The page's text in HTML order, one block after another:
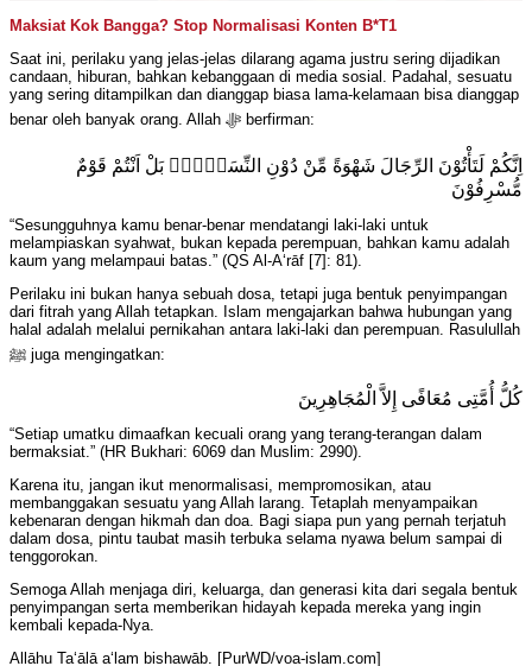
Maksiat Kok Bangga? Stop Normalisasi Konten B*T1
Saat ini, perilaku yang jelas-jelas dilarang agama justru sering dijadikan
candaan, hiburan, bahkan kebanggaan di media sosial. Padahal, sesuatu
yang sering ditampilkan dan dianggap biasa lama-kelamaan bisa dianggap
benar oleh banyak orang. Allah ﷻ berfirman:
اِنَّكُمْ لَتَأْتُوْنَ الرِّجَالَ شَهْوَةً مِّنْ دُوْنِ النِّسَاۤءِۗ بَلْ اَنْتُمْ قَوْمٌ
مُّسْرِفُوْنَ
“Sesungguhnya kamu benar-benar mendatangi laki-laki untuk
melampiaskan syahwat, bukan kepada perempuan, bahkan kamu adalah
kaum yang melampaui batas.” (QS Al-A‘rāf [7]: 81).
Perilaku ini bukan hanya sebuah dosa, tetapi juga bentuk penyimpangan
dari fitrah yang Allah tetapkan. Islam mengajarkan bahwa hubungan yang
halal adalah melalui pernikahan antara laki-laki dan perempuan. Rasulullah
ﷺ juga mengingatkan:
كُلُّ أُمَّتِى مُعَافًى إِلاَّ الْمُجَاهِرِينَ
“Setiap umatku dimaafkan kecuali orang yang terang-terangan dalam
bermaksiat.” (HR Bukhari: 6069 dan Muslim: 2990).
Karena itu, jangan ikut menormalisasi, mempromosikan, atau
membanggakan sesuatu yang Allah larang. Tetaplah menyampaikan
kebenaran dengan hikmah dan doa. Bagi siapa pun yang pernah terjatuh
dalam dosa, pintu taubat masih terbuka selama nyawa belum sampai di
tenggorokan.
Semoga Allah menjaga diri, keluarga, dan generasi kita dari segala bentuk
penyimpangan serta memberikan hidayah kepada mereka yang ingin
kembali kepada-Nya.
Allāhu Ta‘ālā a‘lam bishawāb. [PurWD/voa-islam.com]